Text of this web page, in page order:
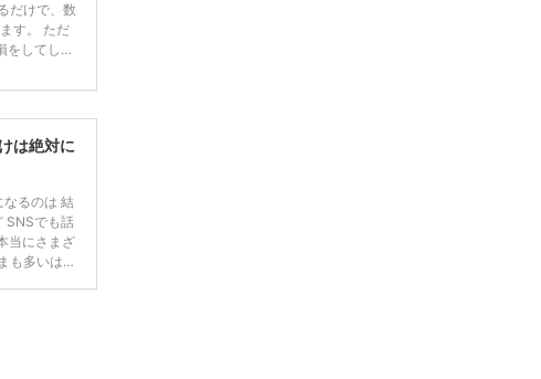
だけで、数
す。 ただ
をしてしま
ィ、ハナユ
む
は絶対に
なるのは 結
SNSでも話
当にさまざ
も多いはず